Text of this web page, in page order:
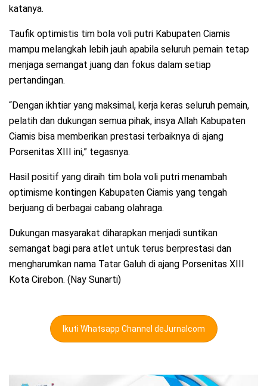
katanya.
Taufik optimistis tim bola voli putri Kabupaten Ciamis
mampu melangkah lebih jauh apabila seluruh pemain tetap
menjaga semangat juang dan fokus dalam setiap
pertandingan.
“Dengan ikhtiar yang maksimal, kerja keras seluruh pemain,
pelatih dan dukungan semua pihak, insya Allah Kabupaten
Ciamis bisa memberikan prestasi terbaiknya di ajang
Porsenitas XIII ini,” tegasnya.
Hasil positif yang diraih tim bola voli putri menambah
optimisme kontingen Kabupaten Ciamis yang tengah
berjuang di berbagai cabang olahraga.
Dukungan masyarakat diharapkan menjadi suntikan
semangat bagi para atlet untuk terus berprestasi dan
mengharumkan nama Tatar Galuh di ajang Porsenitas XIII
Kota Cirebon. (Nay Sunarti)
Ikuti Whatsapp Channel deJurnalcom